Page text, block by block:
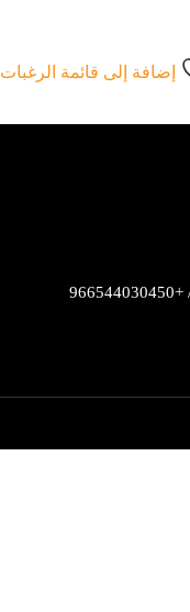
إضافة إلى قائمة الرغبات